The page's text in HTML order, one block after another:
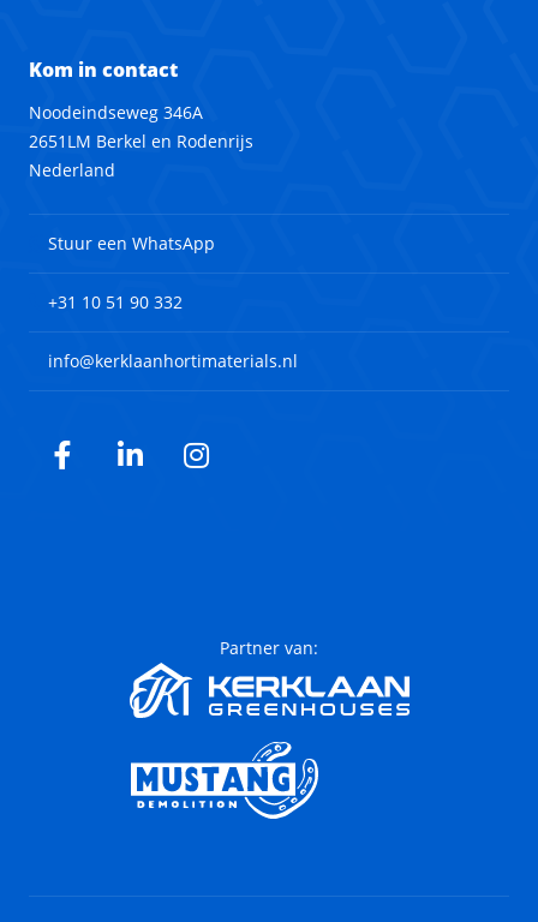
Kom in contact
Noodeindseweg 346A
2651LM Berkel en Rodenrijs
Nederland
Stuur een WhatsApp
+31 10 51 90 332
info@kerklaanhortimaterials.nl
Facebook
LinkedInInstagram
Partner van: